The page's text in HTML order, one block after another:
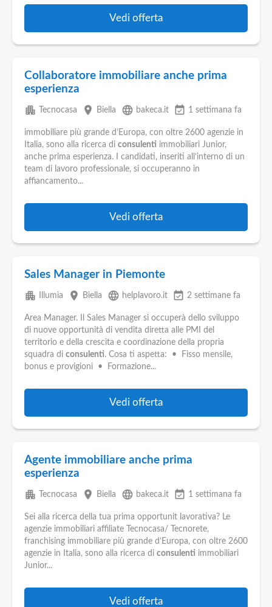
Vedi offerta
Collaboratore immobiliare anche prima
esperienza
apartment Tecnocasa place Biella language bakeca.it event_available 1 settimana fa
immobiliare più grande d’Europa, con oltre 2600 agenzie in
Italia, sono alla ricerca di consulenti immobiliari Junior,
anche prima esperienza. I candidati, inseriti all’interno di un
team di lavoro professionale, si occuperanno in
affiancamento...
Vedi offerta
Sales Manager in Piemonte
apartment Illumia place Biella language helplavoro.it event_available 2 settimane fa
Area Manager. Il Sales Manager si occuperà dello sviluppo
di nuove opportunità di vendita diretta alle PMI del
territorio e della crescita e coordinazione della propria
squadra di consulenti. Cosa ti aspetta: • Fisso mensile,
bonus e provigioni • Formazione...
Vedi offerta
Agente immobiliare anche prima
esperienza
apartment Tecnocasa place Biella language bakeca.it event_available 1 settimana fa
Sei alla ricerca della tua prima opportunit lavorativa? Le
agenzie immobiliari affiliate Tecnocasa/ Tecnorete,
franchising immobiliare più grande d’Europa, con oltre 2600
agenzie in Italia, sono alla ricerca di consulenti immobiliari
Junior...
Vedi offerta